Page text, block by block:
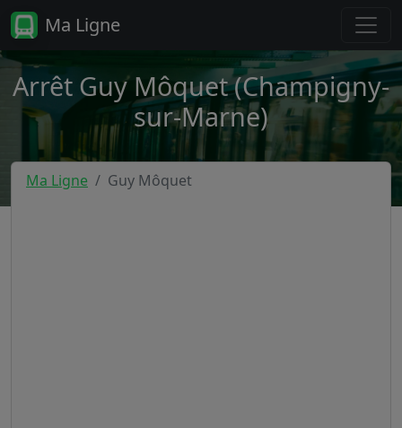
Ma Ligne
Arrêt Guy Môquet (Champigny-
sur-Marne)
Ma Ligne Guy Môquet